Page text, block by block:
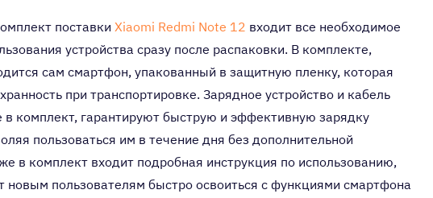
поставки Xiaomi Redmi Note 12 входит все необходимое
устройства сразу после распаковки. В комплекте,
сам смартфон, упакованный в защитную пленку, которая
при транспортировке. Зарядное устройство и кабель
в комплект, гарантируют быструю и эффективную зарядку
пользоваться им в течение дня без дополнительной
в комплект входит подробная инструкция по использованию,
новым пользователям быстро освоиться с функциями смартфона